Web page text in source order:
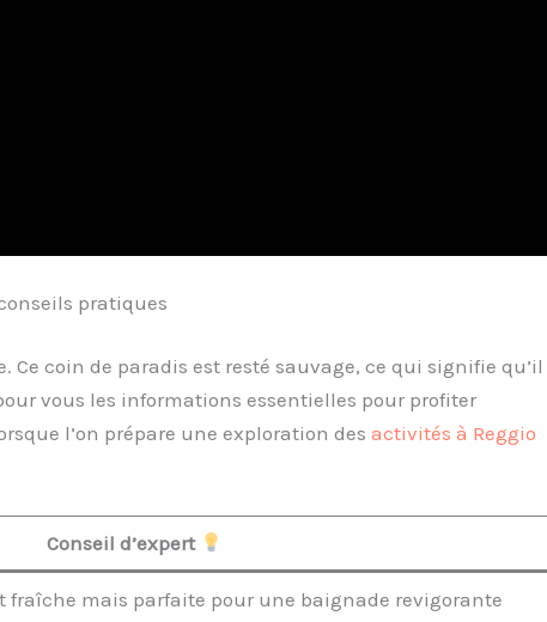
pratiques
coin de paradis est resté sauvage, ce qui signifie qu’il
vous les informations essentielles pour profiter
l’on prépare une exploration des activités à Reggio
Conseil d’expert
fraîche mais parfaite pour une baignade revigorante